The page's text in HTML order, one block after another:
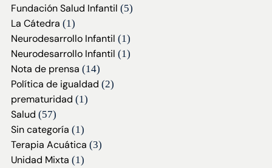
Fundación Salud Infantil (5)
La Cátedra (1)
Neurodesarrollo Infantil (1)
Neurodesarrollo Infantil (1)
Nota de prensa (14)
Política de igualdad (2)
prematuridad (1)
Salud (57)
Sin categoría (1)
Terapia Acuática (3)
Unidad Mixta (1)